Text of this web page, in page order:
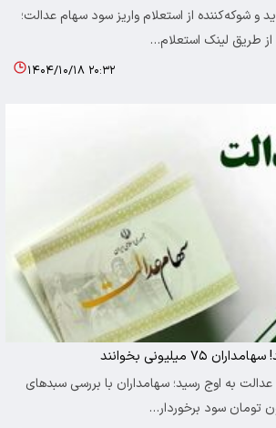
و شوکه‌کننده از استعلام واریز سود سهام عدالت؛
از طریق لینک استعلام…
۱۴۰۴/۱۰/۱۸ ۲۰:۳۲
میلیونی بخوانند
عدالت به اوج رسید؛ سهامداران با بررسی سبدهای